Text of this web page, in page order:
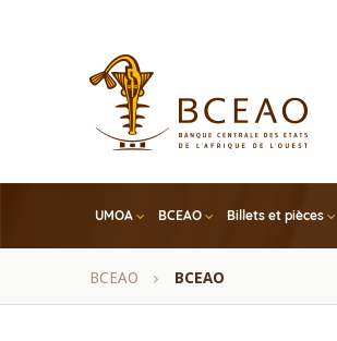
UMOA BCEAO Billets et pièces
Fil
BCEAO BCEAO